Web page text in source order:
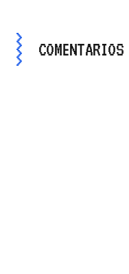
COMENTARIOS